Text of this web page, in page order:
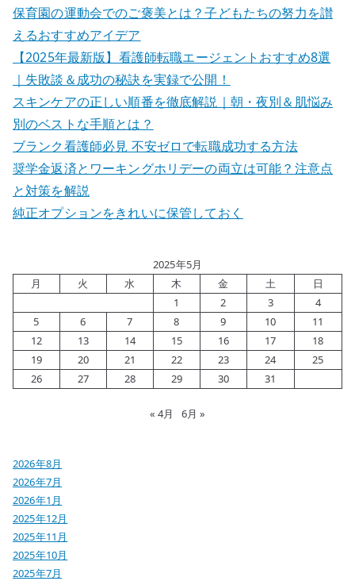
保育園の運動会でのご褒美とは？子どもたちの努力を讃
えるおすすめアイデア
【2025年最新版】看護師転職エージェントおすすめ8選
｜失敗談＆成功の秘訣を実録で公開！
スキンケアの正しい順番を徹底解説｜朝・夜別＆肌悩み
別のベストな手順とは？
ブランク看護師必見 不安ゼロで転職成功する方法
奨学金返済とワーキングホリデーの両立は可能？注意点
と対策を解説
純正オプションをきれいに保管しておく
2025年5月
月
火 水 木 金 土
日
1
2 3
4
5
6 7 8 9 10
11
12
13 14 15 16 17
18
19
20 21 22 23 24
25
26
27 28 29 30 31
« 4月 6月 »
2026年8月
2026年7月
2026年1月
2025年12月
2025年11月
2025年10月
2025年7月